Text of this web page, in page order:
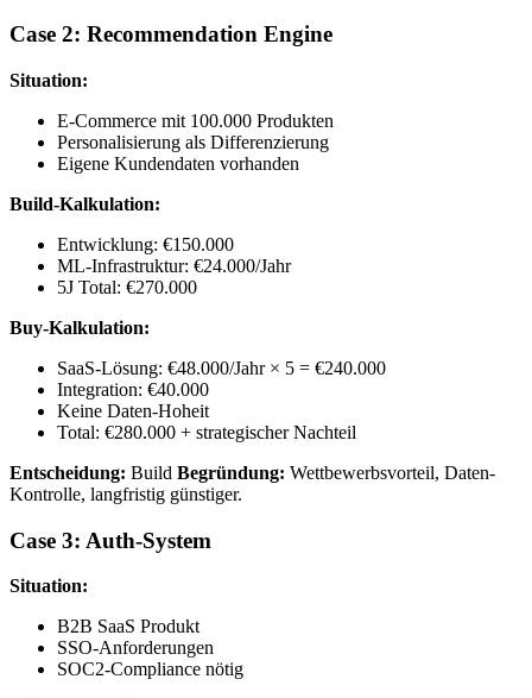
Case 2: Recommendation Engine
Situation:
E-Commerce mit 100.000 Produkten
Personalisierung als Differenzierung
Eigene Kundendaten vorhanden
Build-Kalkulation:
Entwicklung: €150.000
ML-Infrastruktur: €24.000/Jahr
5J Total: €270.000
Buy-Kalkulation:
SaaS-Lösung: €48.000/Jahr × 5 = €240.000
Integration: €40.000
Keine Daten-Hoheit
Total: €280.000 + strategischer Nachteil
Entscheidung: Build Begründung: Wettbewerbsvorteil, Daten-
Kontrolle, langfristig günstiger.
Case 3: Auth-System
Situation:
B2B SaaS Produkt
SSO-Anforderungen
SOC2-Compliance nötig